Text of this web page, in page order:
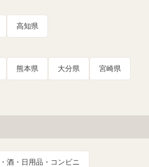
高知県
熊本県 大分県 宮崎県
酒・日用品・コンビニ